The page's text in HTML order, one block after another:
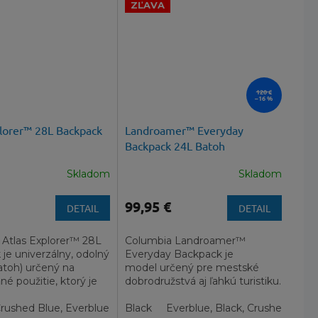
28L Backpack
Skladom
DETAIL
Atlas Explorer™ 28L
je univerzálny, odolný
určený na
použitie, ktorý je
Blue, Everblue, Marine Light
ZĽAVA
120 €
–16 %
Landroamer™ Everyday
Backpack 24L Batoh
Skladom
99,95 € DETAIL
Columbia Landroamer™
Everyday Backpack je
model určený pre mestské
dobrodružstvá aj ľahkú turistiku.
Black Everblue, Black, Crushed Blue